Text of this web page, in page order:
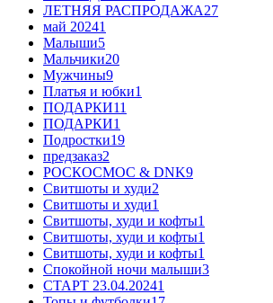
ЛЕТНЯЯ РАСПРОДАЖА27
май 20241
Малыши5
Мальчики20
Мужчины9
Платья и юбки1
ПОДАРКИ11
ПОДАРКИ1
Подростки19
предзаказ2
РОСКОСМОС & DNK9
Свитшоты и худи2
Свитшоты и худи1
Свитшоты, худи и кофты1
Свитшоты, худи и кофты1
Свитшоты, худи и кофты1
Спокойной ночи малыши3
СТАРТ 23.04.20241